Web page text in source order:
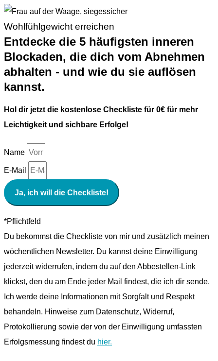
Wohlfühlgewicht erreichen
Entdecke die 5 häufigsten inneren
Blockaden, die dich vom Abnehmen
abhalten - und wie du sie auflösen
kannst.
Hol dir jetzt die kostenlose Checkliste für 0€ für mehr
Leichtigkeit und sichbare Erfolge!
Name
E-Mail
Ja, ich will die Checkliste!
*Pflichtfeld
Du bekommst die Checkliste von mir und zusätzlich meinen
wöchentlichen Newsletter. Du kannst deine Einwilligung
jederzeit widerrufen, indem du auf den Abbestellen-Link
klickst, den du am Ende jeder Mail findest, die ich dir sende.
Ich werde deine Informationen mit Sorgfalt und Respekt
behandeln. Hinweise zum Datenschutz, Widerruf,
Protokollierung sowie der von der Einwilligung umfassten
Erfolgsmessung findest du hier.